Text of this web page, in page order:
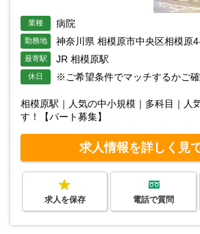
業種 病院
勤務地 神奈川県 相模原市中央区相模原
最寄駅 JR 相模原駅
休日 ※ご希望条件でマッチするかご
相模原駅｜人気の中小規模｜多科目｜人
す！【パート募集】
求人情報を詳しく見
求人を保存 電話で質問